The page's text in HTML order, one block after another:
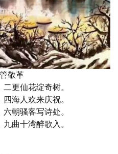
敬革
更仙花绽奇树。
海人欢来庆祝。
朝骚客写诗处。
曲十湾醉歌入。